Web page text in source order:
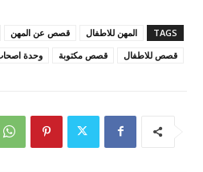
TAGS المهن للاطفال قصص عن المهن
قصص للاطفال
قصص مكتوبة وحدة